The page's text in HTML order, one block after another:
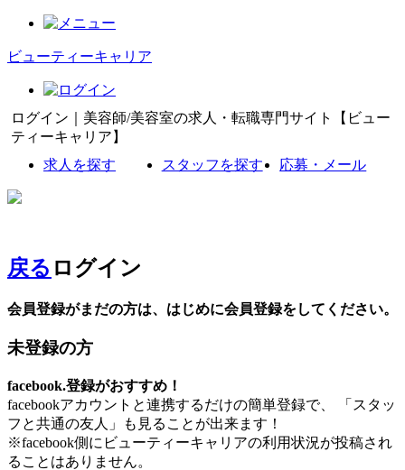
ビューティーキャリア
ログイン｜美容師/美容室の求人・転職専門サイト【ビュー
ティーキャリア】
求人を探す
スタッフを探す 応募・メール
戻る ログイン
会員登録がまだの方は、はじめに会員登録をしてください。
未登録の方
facebook.登録がおすすめ！
facebookアカウントと連携するだけの簡単登録で、 「スタッ
フと共通の友人」も見ることが出来ます！
※facebook側にビューティーキャリアの利用状況が投稿され
ることはありません。